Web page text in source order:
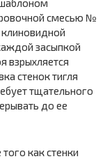
смесью №
клиновидной
засыпкой
взрыхляется
стенок тигля
тщательного
до ее
как стенки